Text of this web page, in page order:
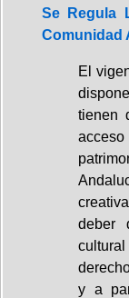
Se Regula
Comunidad
El
tienen
deber
cultural
y a